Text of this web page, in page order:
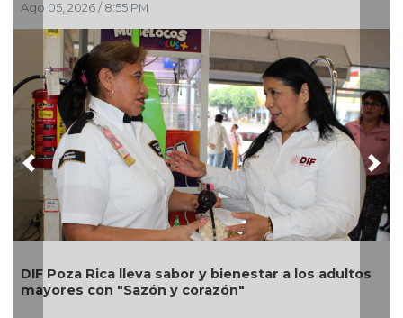
Ago 05, 2026 / 8:55 PM
DIF Poza Rica lleva sabor y bienestar a los adultos
mayores con "Sazón y corazón"
Previous